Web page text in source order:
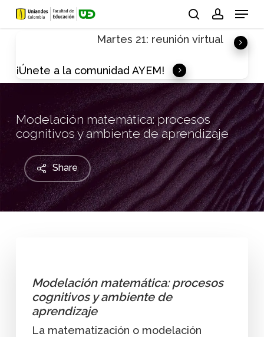
Skip
Menu
Martes 21: reunión virtual
¡Únete a la comunidad AYEM!
Modelación matemática: procesos
cognitivos y ambiente de aprendizaje
Share
Modelación matemática: procesos
cognitivos y ambiente de
aprendizaje
La matematización o modelación